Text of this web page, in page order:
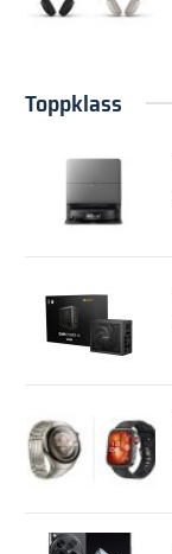
Toppklass